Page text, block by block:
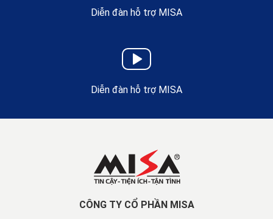
Diễn đàn hỗ trợ MISA
Diễn đàn hỗ trợ MISA
CÔNG TY CỔ PHẦN MISA